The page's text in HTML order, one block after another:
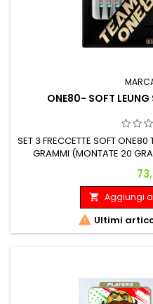
ONE80- SOFT
SET 3 FRECCETTE SOFT
GRAMMI (MONTATE 20
 Aggiungi
 Ultimi